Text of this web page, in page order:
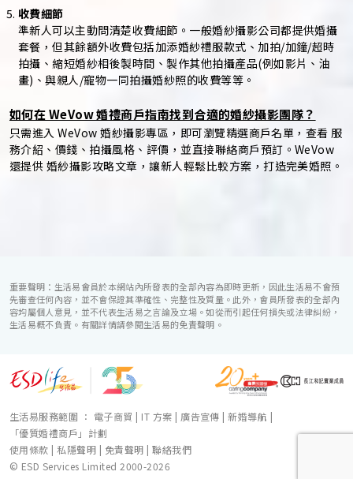
收費細節
準新人可以主動問清楚收費細節。一般婚紗攝影公司都提供婚攝
套餐，但其餘額外收費包括加添婚紗禮服款式、加拍/加鐘/超時
拍攝、縮短婚紗相後製時間、製作其他拍攝產品(例如影片、油
畫)、與親人/寵物一同拍攝婚紗照的收費等等。
如何在 WeVow 婚禮商戶指南找到合適的婚紗攝影團隊？
只需進入 WeVow 婚紗攝影專區，即可瀏覽精選商戶名單，查看 服
務介紹、價錢、拍攝風格、評價，並直接聯絡商戶預訂。WeVow
還提供 婚紗攝影攻略文章，讓新人輕鬆比較方案，打造完美婚照。
重要聲明：生活易會員於本網站內所發表的全部內容為即時更新，因此生活易不會預
先審查任何內容，並不會保證其準確性、完整性及質量。此外，會員所發表的全部內
容均屬個人意見，並不代表生活易之言論及立場。如從而引起任何損失或法律糾紛，
生活易概不負責。有關詳情請參閱生活易的免責聲明。
生活易服務範圍 ： 電子商貿 | IT 方案 | 廣告宣傳 |新婚導航 |
「優質婚禮商戶」計劃
使用條款 |私隱聲明 | 免責聲明 |聯絡我們
© ESD Services Limited 2000-2026